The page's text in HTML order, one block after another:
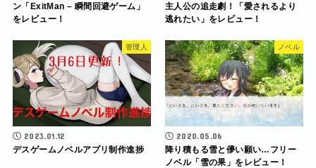
ン「ExitMan – 瞬間回避ゲーム」
をレビュー！
主人公の追走劇！「愛されるより
逃れたい」をレビュー！
管理人
2023.01.12
デスゲームノベルアプリ制作進捗
ノベル
2020.05.06
降り積もる雪と儚い願い…フリー
ノベル「雪の果」をレビュー！